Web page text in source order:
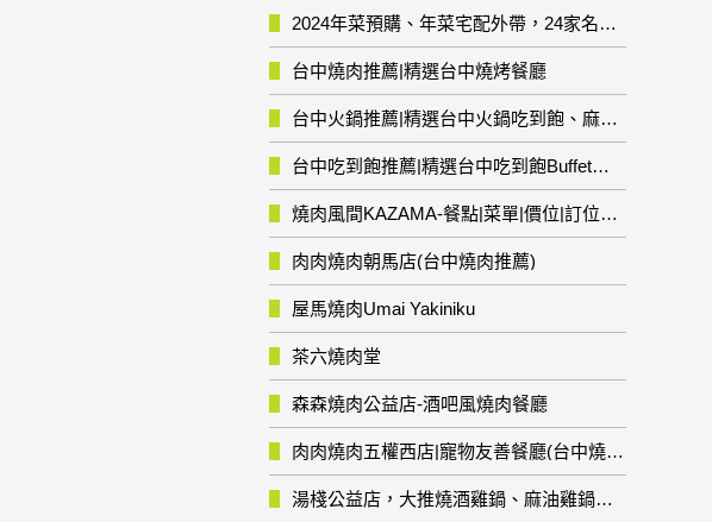
2024年菜預購、年菜宅配外帶，24家名店年菜推薦整理，圍爐輕鬆上菜團圓趣
台中燒肉推薦|精選台中燒烤餐廳
台中火鍋推薦|精選台中火鍋吃到飽、麻辣鍋、鴛鴦鍋、石頭火鍋、酸菜白肉鍋、海鮮鍋、燒酒雞、麻油雞、壽喜燒等熱門人氣火鍋店!
台中吃到飽推薦|精選台中吃到飽Buffet自助餐廳
燒肉風間KAZAMA-餐點|菜單|價位|訂位資訊
肉肉燒肉朝馬店(台中燒肉推薦)
屋馬燒肉Umai Yakiniku
茶六燒肉堂
森森燒肉公益店-酒吧風燒肉餐廳
肉肉燒肉五權西店|寵物友善餐廳(台中燒肉推薦)
湯棧公益店，大推燒酒雞鍋、麻油雞鍋暖暖有夠補